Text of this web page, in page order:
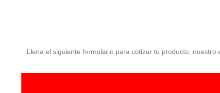
Llena el siguiente formulario para cotizar tu producto,